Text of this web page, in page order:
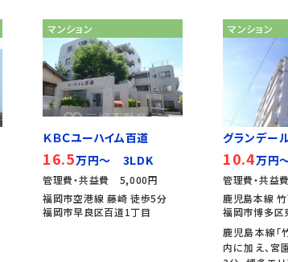
マンション
ＫＢＣユーハイム百道
16.5万円～ 3LDK
管理費・共益費 5,000円
福岡市空港線 藤崎 徒歩5分
福岡市早良区百道1丁目
マンション
グランデー
10.4万円
管理費・共
鹿児島本線
福岡市博多区
鹿児島本線「
内に加え、宮